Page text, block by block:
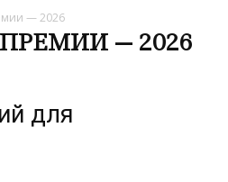
— 2026
— 2026
для